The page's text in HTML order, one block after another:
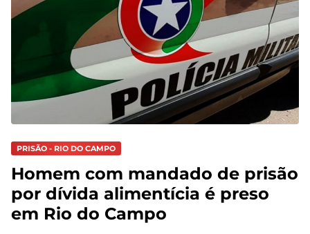
PRISÃO - RIO DO CAMPO
Homem com mandado de prisão
por dívida alimentícia é preso
em Rio do Campo